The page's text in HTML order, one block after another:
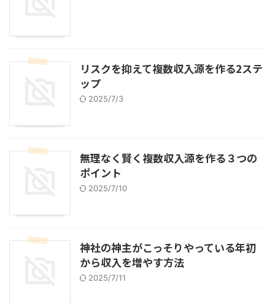
リスクを抑えて複数収入源を作る2ステ
ップ
2025/7/3
無理なく賢く複数収入源を作る３つの
ポイント
2025/7/10
神社の神主がこっそりやっている年初
から収入を増やす方法
2025/7/11